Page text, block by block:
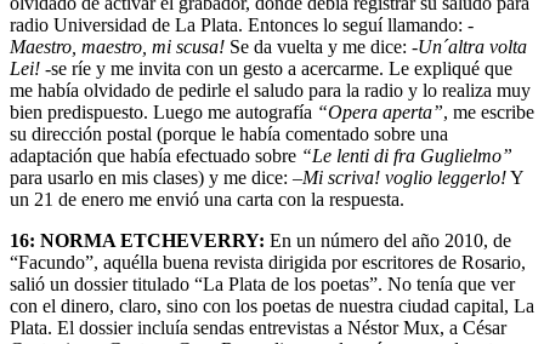
radio Universidad de La Plata. Entonces lo seguí llamando: -
Maestro, maestro, mi scusa! Se da vuelta y me dice: -Un´altra volta
Lei! -se ríe y me invita con un gesto a acercarme. Le expliqué que
me había olvidado de pedirle el saludo para la radio y lo realiza muy
bien predispuesto. Luego me autografía “Opera aperta”, me escribe
su dirección postal (porque le había comentado sobre una
adaptación que había efectuado sobre “Le lenti di fra Guglielmo”
para usarlo en mis clases) y me dice: –Mi scriva! voglio leggerlo!Y
un 21 de enero me envió una carta con la respuesta.
16: NORMA ETCHEVERRY: En un número del año 2010, de
“Facundo”, aquélla buena revista dirigida por escritores de Rosario,
salió un dossier titulado “La Plata de los poetas”. No tenía que ver
con el dinero, claro, sino con los poetas de nuestra ciudad capital, La
Plata. El dossier incluía sendas entrevistas a Néstor Mux, a César